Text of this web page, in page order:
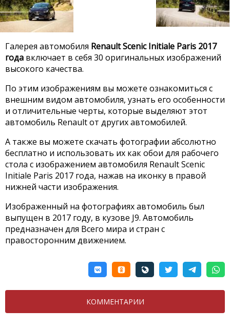
Галерея автомобиля Renault Scenic Initiale Paris 2017
года включает в себя 30 оригинальных изображений
высокого качества.
По этим изображениям вы можете ознакомиться с
внешним видом автомобиля, узнать его особенности
и отличительные черты, которые выделяют этот
автомобиль Renault от других автомобилей.
А также вы можете скачать фотографии абсолютно
бесплатно и использовать их как обои для рабочего
стола с изображением автомобиля Renault Scenic
Initiale Paris 2017 года, нажав на иконку в правой
нижней части изображения.
Изображенный на фотографиях автомобиль был
выпущен в 2017 году, в кузове J9. Автомобиль
предназначен для Всего мира и стран с
правосторонним движением.
КОММЕНТАРИИ